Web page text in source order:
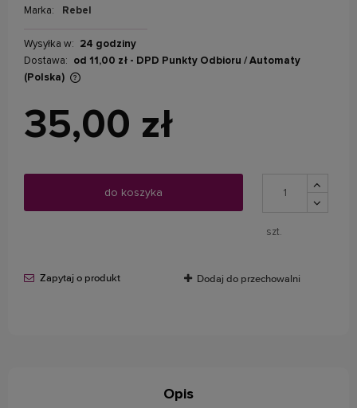
Marka:
Rebel
Wysyłka w:
24 godziny
Dostawa:
od 11,00 zł - DPD Punkty Odbioru / Automaty
(Polska)
35,00 zł
szt.
do koszyka
Zapytaj o produkt Dodaj do przechowalni
Opis